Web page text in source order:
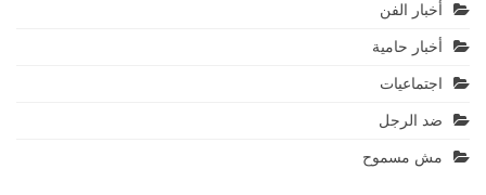
أخبار الفن
أخبار حامية
اجتماعيات
ضد الرجل
مش مسموح